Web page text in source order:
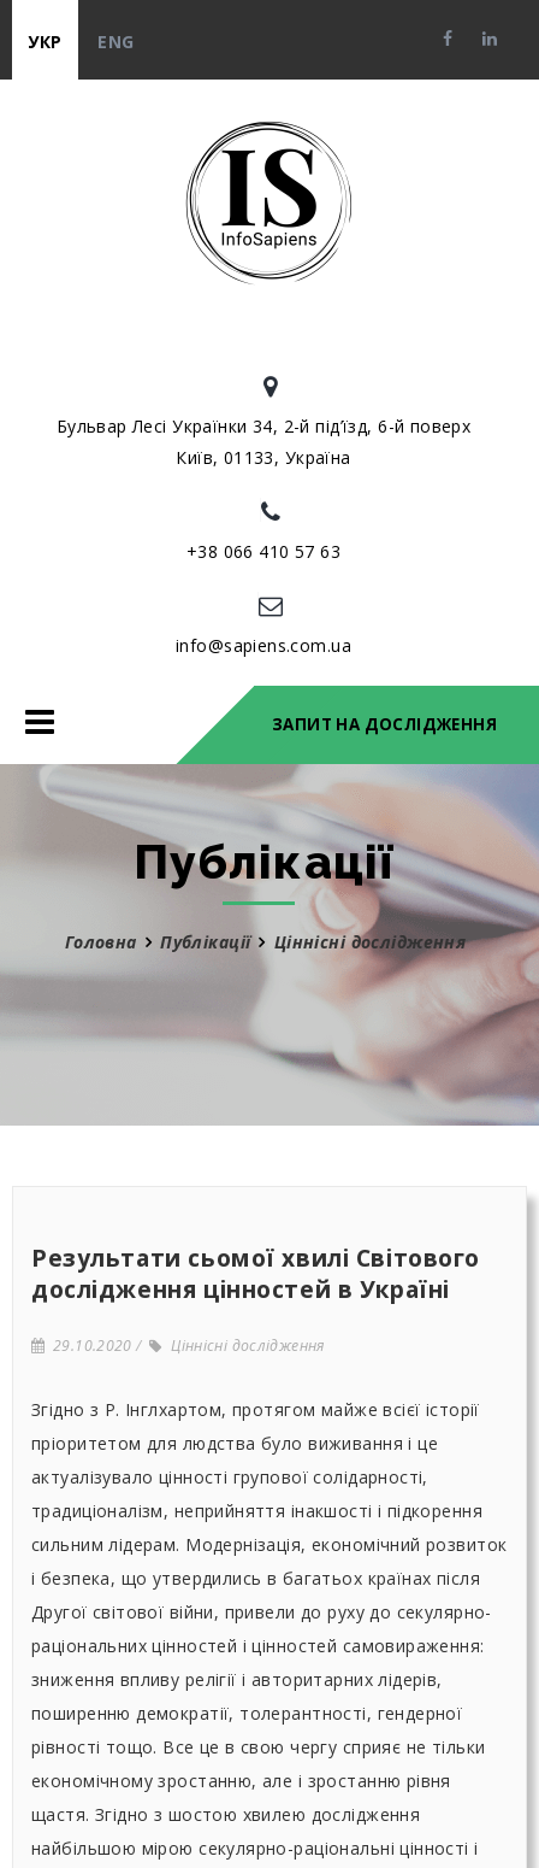
УКР ENG
Бульвар Лесі Українки 34, 2-й під’їзд, 6-й поверх
Київ, 01133, Україна
+38 066 410 57 63
info@sapiens.com.ua
Toggle
navigation
ЗАПИТ НА ДОСЛІДЖЕННЯ
Публікації
Головна Публікації Ціннісні дослідження
Результати сьомої хвилі Світового
дослідження цінностей в Україні
29.10.2020 Ціннісні дослідження
Згідно з Р. Інглхартом, протягом майже всієї історії
пріоритетом для людства було виживання і це
актуалізувало цінності групової солідарності,
традиціоналізм, неприйняття інакшості і підкорення
сильним лідерам. Модернізація, економічний розвиток
і безпека, що утвердились в багатьох країнах після
Другої світової війни, привели до руху до секулярно-
раціональних цінностей і цінностей самовираження:
зниження впливу релігії і авторитарних лідерів,
поширенню демократії, толерантності, гендерної
рівності тощо. Все це в свою чергу сприяє не тільки
економічному зростанню, але і зростанню рівня
щастя. Згідно з шостою хвилею дослідження
найбільшою мірою секулярно-раціональні цінності і